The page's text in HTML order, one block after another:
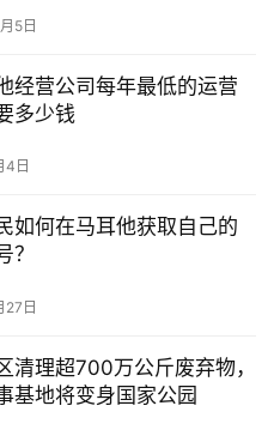
5日
经营公司每年最低的运营
多少钱
4日
如何在马耳他获取自己的
？
27日
清理超700万公斤废弃物，
基地将变身国家公园